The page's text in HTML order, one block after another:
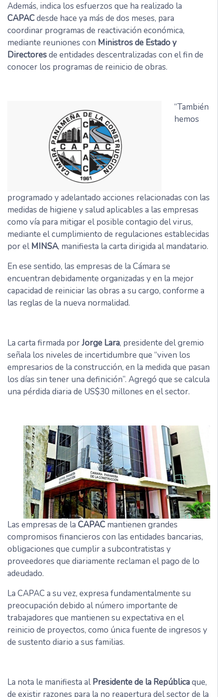
Además, indica los esfuerzos que ha realizado la
CAPACdesde hace ya más de dos meses, para
coordinar programas de reactivación económica,
mediante reuniones con Ministros de Estado y
Directoresde entidades descentralizadas con el fin de
conocer los programas de reinicio de obras.
“También
hemos
programado y adelantado acciones relacionadas con las
medidas de higiene y salud aplicables a las empresas
como vía para mitigar el posible contagio del virus,
mediante el cumplimiento de regulaciones establecidas
por elMINSA, manifiesta la carta dirigida al mandatario.
En ese sentido, las empresas de la Cámara se
encuentran debidamente organizadas y en la mejor
capacidad de reiniciar las obras a su cargo, conforme a
las reglas de la nueva normalidad.
La carta firmada porJorge Lara, presidente del gremio
señala los niveles de incertidumbre que “viven los
empresarios de la construcción, en la medida que pasan
los días sin tener una definición”. Agregó que se calcula
una pérdida diaria de US$30 millones en el sector.
Las empresas de la CAPAC mantienen grandes
compromisos financieros con las entidades bancarias,
obligaciones que cumplir a subcontratistas y
proveedores que diariamente reclaman el pago de lo
adeudado.
La CAPAC a su vez, expresa fundamentalmente su
preocupación debido al número importante de
trabajadores que mantienen su expectativa en el
reinicio de proyectos, como única fuente de ingresos y
de sustento diario a sus familias.
La nota le manifiesta alPresidente de la Repúblicaque,
de existir razones para la no reapertura del sector de la